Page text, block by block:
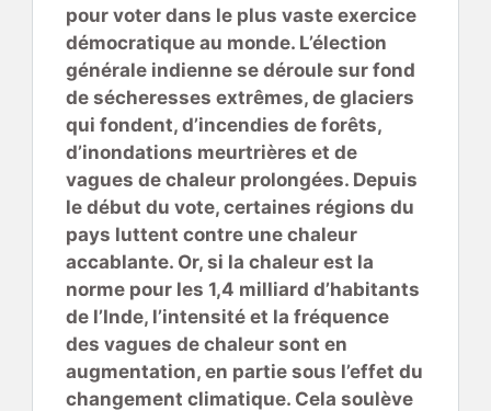
pour voter dans le plus vaste exercice
démocratique au monde. L’élection
générale indienne se déroule sur fond
de sécheresses extrêmes, de glaciers
qui fondent, d’incendies de forêts,
d’inondations meurtrières et de
vagues de chaleur prolongées. Depuis
le début du vote, certaines régions du
pays luttent contre une chaleur
accablante. Or, si la chaleur est la
norme pour les 1,4 milliard d’habitants
de l’Inde, l’intensité et la fréquence
des vagues de chaleur sont en
augmentation, en partie sous l’effet du
changement climatique. Cela soulève